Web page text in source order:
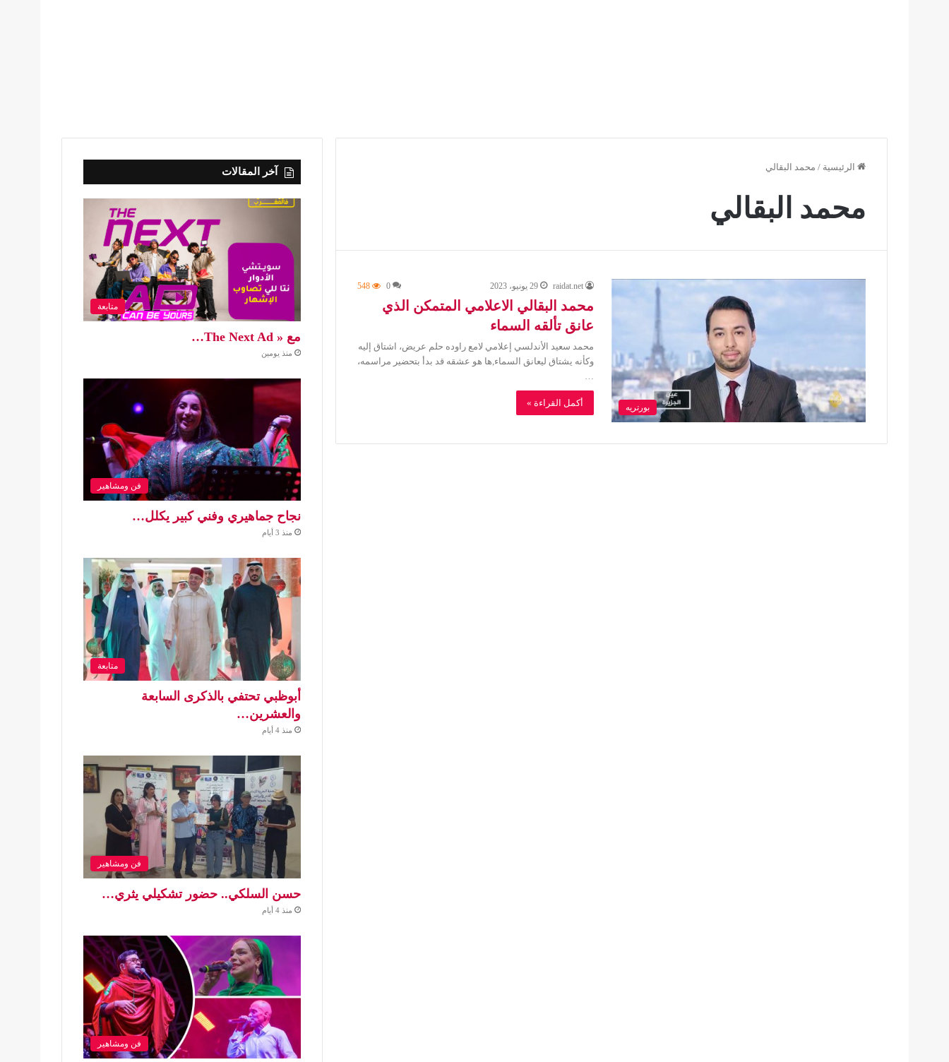
الرئيسية / محمد البقالي
محمد البقالي
بورتريه
raidat.net 29 يونيو، 2023 0
548
محمد البقالي الاعلامي المتمكن الذي
عانق تألقه السماء
محمد سعيد الأندلسي إعلامي لامع راوده حلم عريض، اشتاق إليه
وكأنه يشتاق ليعانق السماء,ها هو عشقه قد بدأ بتحضير مراسمه،
…
أكمل القراءة »
آخر المقالات
متابعة
مع « The Next Ad…
منذ يومين
فن ومشاهير
نجاح جماهيري وفني كبير يكلل…
منذ 3 أيام
متابعة
أبوظبي تحتفي بالذكرى السابعة
والعشرين…
منذ 4 أيام
فن ومشاهير
حسن السلكي.. حضور تشكيلي يثري…
منذ 4 أيام
فن ومشاهير